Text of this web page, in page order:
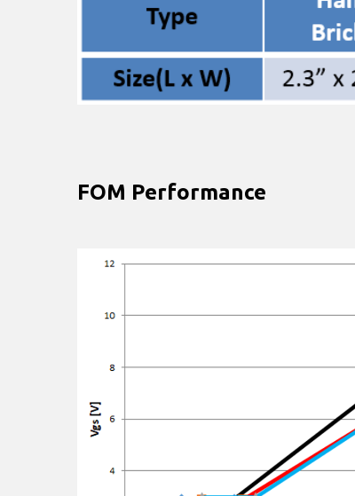
FOM Performance